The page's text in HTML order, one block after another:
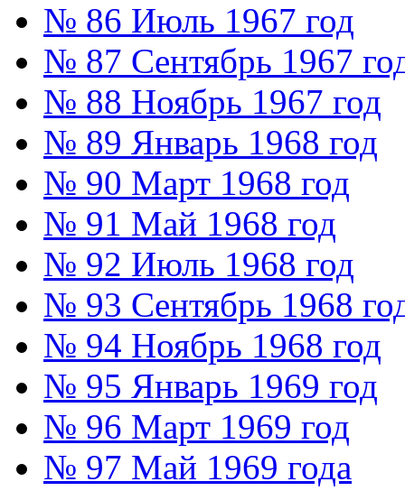
№ 86 Июль 1967 год
№ 87 Сентябрь 1967
№ 88 Ноябрь 1967 год
№ 89 Январь 1968 год
№ 90 Март 1968 год
№ 91 Май 1968 год
№ 92 Июль 1968 год
№ 93 Сентябрь 1968
№ 94 Ноябрь 1968 год
№ 95 Январь 1969 год
№ 96 Март 1969 год
№ 97 Май 1969 года